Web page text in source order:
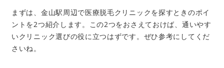
まずは、金山駅周辺で医療脱毛クリニックを探すときのポイ
ントを2つ紹介します。この2つをおさえておけば、通いやす
いクリニック選びの役に立つはずです。ぜひ参考にしてくだ
さいね。